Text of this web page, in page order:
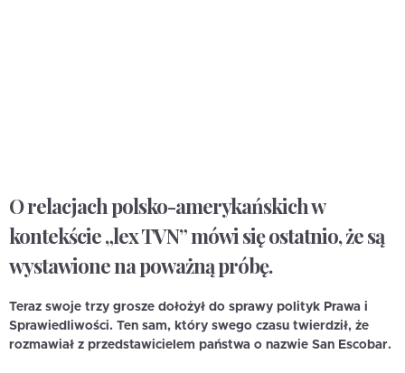
O relacjach polsko-amerykańskich w
kontekście „lex TVN” mówi się ostatnio, że są
wystawione na poważną próbę.
Teraz swoje trzy grosze dołożył do sprawy polityk Prawa i
Sprawiedliwości. Ten sam, który swego czasu twierdził, że
rozmawiał z przedstawicielem państwa o nazwie San Escobar.